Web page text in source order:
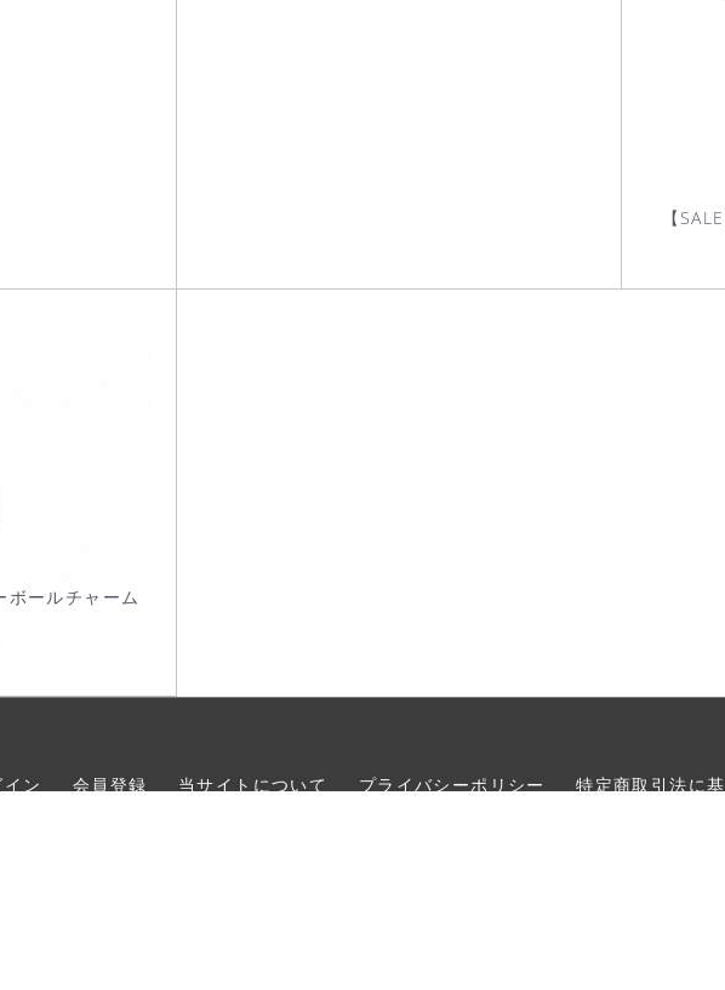
【
ボールチャーム
ン 会員登録 当サイトについて プライバシーポリシー 特定商取引法に